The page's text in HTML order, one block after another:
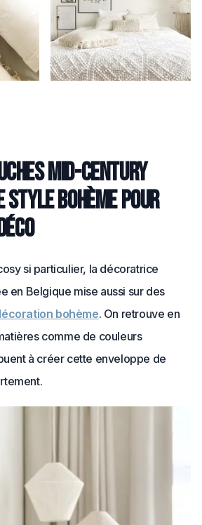
Mid-Century
style bohème pour
si particulier, la décoratrice
en Belgique mise aussi sur des
bohème. On retrouve en
comme de couleurs
à créer cette enveloppe de